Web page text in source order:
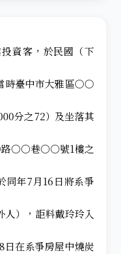
資客，於民國（下
時臺中市大雅區○○
分之72）及坐落其
路○○巷○○號1樓之
同年7月16日將系爭
人），詎料戴玲玲入
日在系爭房屋中燒炭